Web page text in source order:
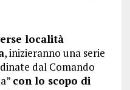
località
, inizieranno una serie
dal Comando
con lo scopo di